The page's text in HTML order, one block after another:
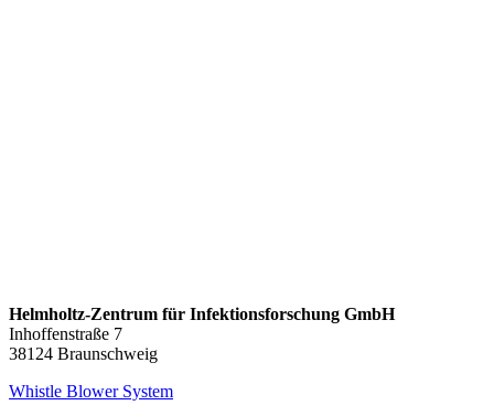
Helmholtz-Zentrum für Infektionsforschung GmbH
Inhoffenstraße 7
38124 Braunschweig
Whistle Blower System